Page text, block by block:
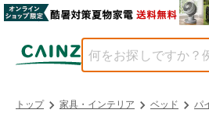
トップ 家具・インテリア ベッド パ